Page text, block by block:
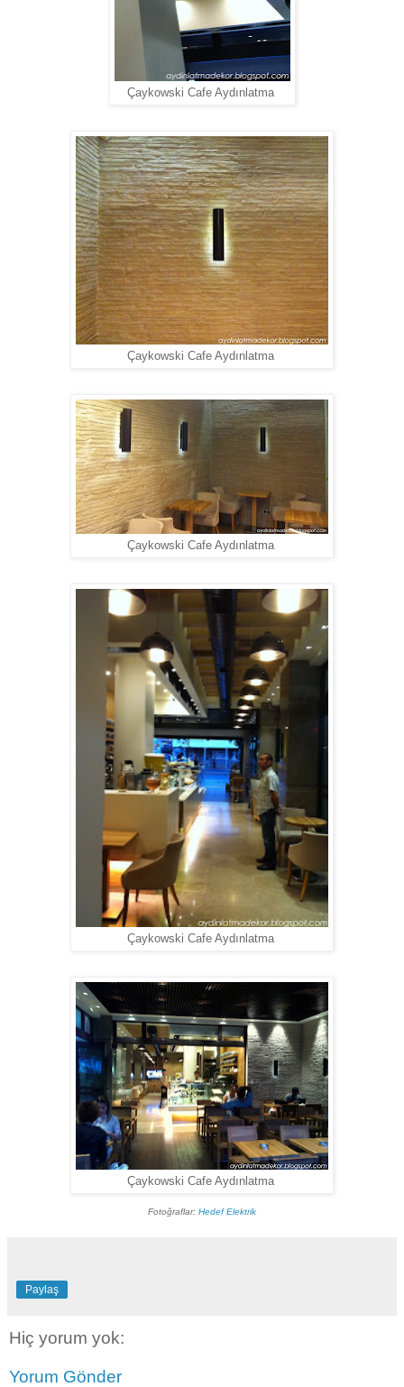
Çaykowski Cafe Aydınlatma
Çaykowski Cafe Aydınlatma
Çaykowski Cafe Aydınlatma
Çaykowski Cafe Aydınlatma
Çaykowski Cafe Aydınlatma
Fotoğraflar: Hedef Elektrik
Paylaş
Hiç yorum yok:
Yorum Gönder